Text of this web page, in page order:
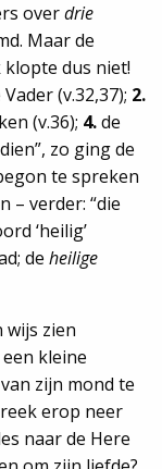
overdrie
Maar de
klopte dus niet!
Vader (v.32,37); 2.
(v.36); 4.de
zo ging de
te spreken
– verder: “die
‘heilig’
de heilige
wijs zien
kleine
zijn mond te
erop neer
naar de Here